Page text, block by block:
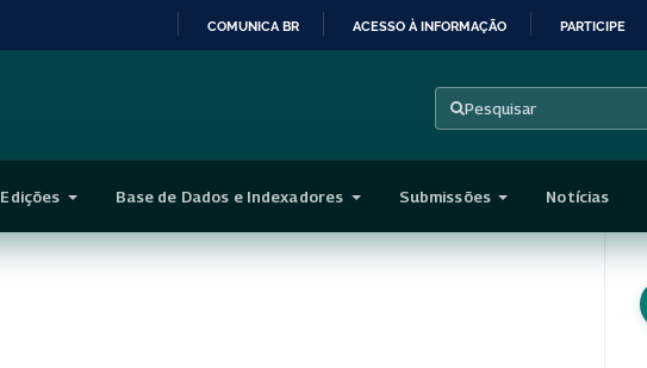
CONTEÚDO
COMUNICA BR ACESSO À INFORMAÇÃO PARTICIPE
Pesquisar
Edições Base de Dados e Indexadores Submissões Notícias